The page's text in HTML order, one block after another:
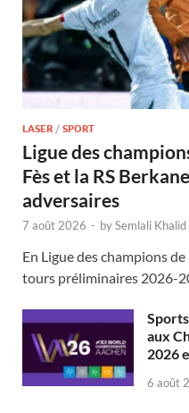
LASER / SPORT
Ligue des
Fès et la RS
adversaires
7 août 2026 - bySemlali Khalid
En Ligue des champions
tours préliminaires 2026-
aux
2026
6 août